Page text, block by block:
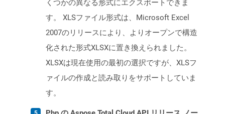
くつかの異なる形式にエクスポートできま
す。 XLSファイル形式は、Microsoft Excel
2007のリリースにより、よりオープンで構造
化された形式XLSXに置き換えられました。
XLSXは現在使用の最初の選択ですが、XLSフ
ァイルの作成と読み取りをサポートしていま
す。